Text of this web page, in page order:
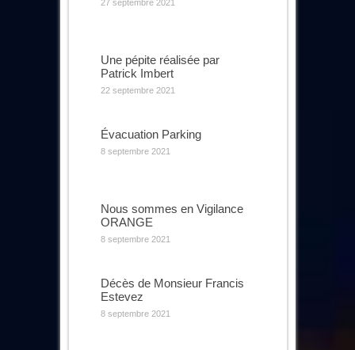
27 septembre 2021
Une pépite réalisée par
Patrick Imbert
22 septembre 2021
Évacuation Parking
8 septembre 2021
Nous sommes en Vigilance
ORANGE
8 septembre 2021
Décès de Monsieur Francis
Estevez
8 septembre 2021